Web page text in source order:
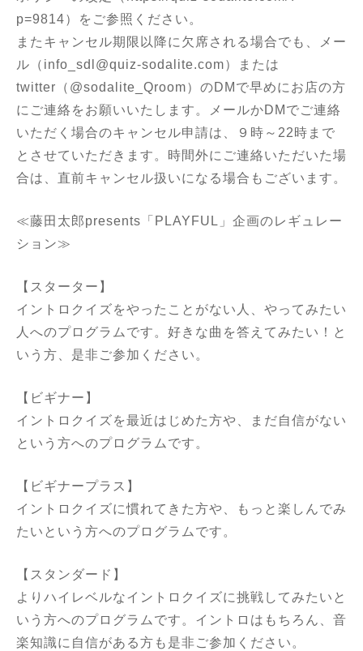
p=9814）をご参照ください。
またキャンセル期限以降に欠席される場合でも、メー
ル（info_sdl@quiz-sodalite.com）または
twitter（@sodalite_Qroom）のDMで早めにお店の方
にご連絡をお願いいたします。メールかDMでご連絡
いただく場合のキャンセル申請は、９時～22時まで
とさせていただきます。時間外にご連絡いただいた場
合は、直前キャンセル扱いになる場合もございます。
≪藤田太郎presents「PLAYFUL」企画のレギュレー
ション≫
【スターター】
イントロクイズをやったことがない人、やってみたい
人へのプログラムです。好きな曲を答えてみたい！と
いう方、是非ご参加ください。
【ビギナー】
イントロクイズを最近はじめた方や、まだ自信がない
という方へのプログラムです。
【ビギナープラス】
イントロクイズに慣れてきた方や、もっと楽しんでみ
たいという方へのプログラムです。
【スタンダード】
よりハイレベルなイントロクイズに挑戦してみたいと
いう方へのプログラムです。イントロはもちろん、音
楽知識に自信がある方も是非ご参加ください。